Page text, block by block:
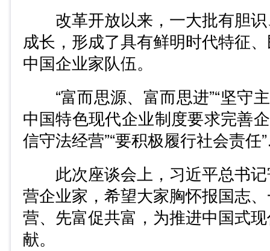
改革开放以来，一大批有胆识
成长，形成了具有鲜明时代特征
中国企业家队伍。
“富而思源、富而思进”“坚守主
中国特色现代企业制度要求完善
信守法经营”“要积极履行社会责
此次座谈会上，习近平总书记
营企业家，希望大家胸怀报国志
营、先富促共富，为推进中国式
献。